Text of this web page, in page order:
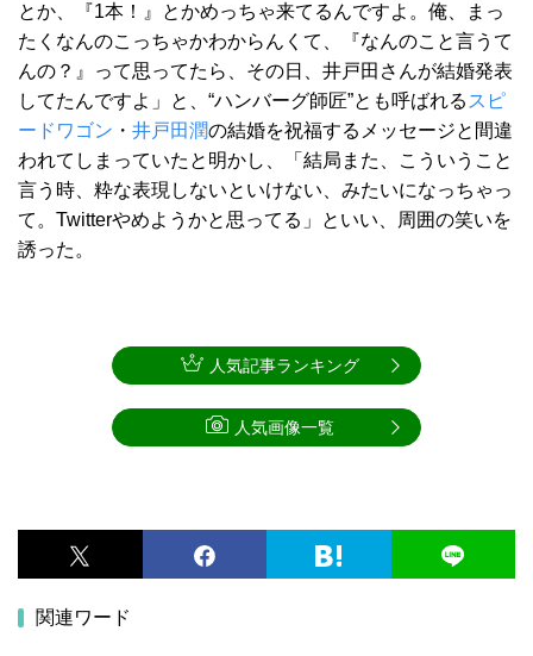
とか、『1本！』とかめっちゃ来てるんですよ。俺、まっ
たくなんのこっちゃかわからんくて、『なんのこと言うて
んの？』って思ってたら、その日、井戸田さんが結婚発表
してたんですよ」と、“ハンバーグ師匠”とも呼ばれる スピ
ードワゴン ・ 井戸田潤の結婚を祝福するメッセージと間違
われてしまっていたと明かし、「結局また、こういうこと
言う時、粋な表現しないといけない、みたいになっちゃっ
て。Twitterやめようかと思ってる」といい、周囲の笑いを
誘った。
関連ワード
人気記事ランキング
人気画像一覧